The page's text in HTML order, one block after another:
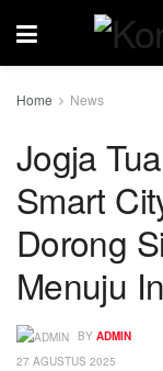
Home News
Jogja
Smart
Dorong
Menuju
BY ADMIN
27 AGUSTUS 2025